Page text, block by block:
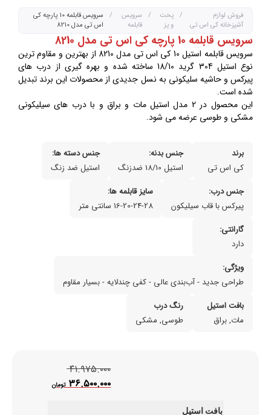
فروش لوازم
آشپزخانه کی اس تی
/ پخت
و پز
/
سرویس
قابلمه
/
سرویس قابلمه 10 پارچه کی
اس تی مدل 8210
سرویس قابلمه 10 پارچه کی اس تی مدل 8210
سرویس قابلمه استیل 10 کی اس تی مدل 8210 از بهترین و مقاوم ترین
نوع استیل 304 گرید 18/10 ساخته شده و بهره گیری از درب های
پیرکس و حاشیه سلیکونی به نسل جدیدی از محصولات این برند تبدیل
شده است.
این محصول در 2 مدل استیل مات و براق و با درب های سیلیکونی
مشکی و طوسی عرضه می شود.
برند
کی اس تی
جنس بدنه:
استیل 18/10 ضدزنگ
جنس دسته ها:
استیل ضد زنگ
جنس درب:
پیرکس با قاب سیلیکون
سایز قابلمه ها:
16-20-24-28 سانتی متر
گارانتی:
دارد
ویژگی:
طراحی جدید - آب‌بندی عالی - کفی چندلایه - بسیار مقاوم
بافت استیل
مات, براق
رنگ درب
طوسی, مشکی
۴۱.۹۷۵.۰۰۰
۳۶.۵۰۰.۰۰۰ تومان
بافت استیل